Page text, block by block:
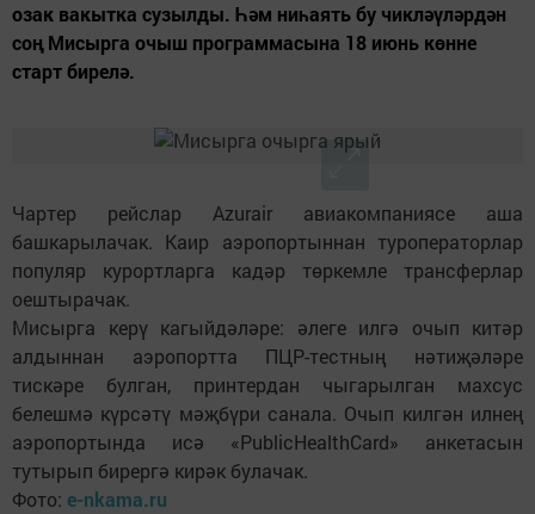
озак вакытка сузылды. Һәм ниһаять бу чикләүләрдән
соң Мисырга очыш программасына 18 июнь көнне
старт бирелә.
Чартер рейслар Azurair авиакомпаниясе аша
башкарылачак. Каир аэропортыннан туроператорлар
популяр курортларга кадәр төркемле трансферлар
оештырачак.
Мисырга керү кагыйдәләре: әлеге илгә очып китәр
алдыннан аэропортта ПЦР-тестның нәтиҗәләре
тискәре булган, принтердан чыгарылган махсус
белешмә күрсәтү мәҗбүри санала. Очып килгән илнең
аэропортында исә «PublicHealthCard» анкетасын
тутырып бирергә кирәк булачак.
Фото: e-nkama.ru